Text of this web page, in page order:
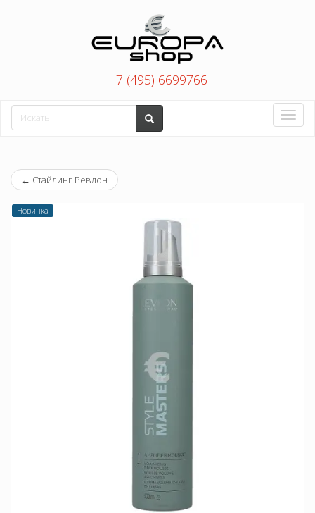
+7 (495) 6699766
Toggle
← Стайлинг Ревлон
Новинка